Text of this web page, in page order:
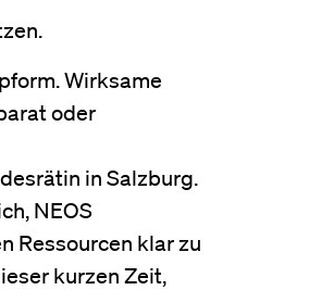
Wirksame
oder
in Salzburg.
NEOS
Ressourcen klar zu
kurzen Zeit,